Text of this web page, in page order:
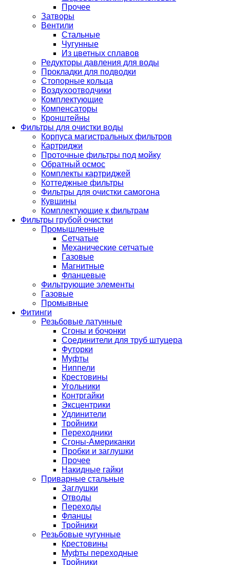
Прочее
Затворы
Вентили
Стальные
Чугунные
Из цветных сплавов
Редукторы давления для воды
Прокладки для подводки
Стопорные кольца
Воздухоотводчики
Комплектующие
Компенсаторы
Кронштейны
Фильтры для очистки воды
Корпуса магистральных фильтров
Картриджи
Проточные фильтры под мойку
Обратный осмос
Комплекты картриджей
Коттеджные фильтры
Фильтры для очистки самогона
Кувшины
Комплектующие к фильтрам
Фильтры грубой очистки
Промышленные
Сетчатые
Механические сетчатые
Газовые
Магнитные
Фланцевые
Фильтрующие элементы
Газовые
Промывные
Фитинги
Резьбовые латунные
Сгоны и бочонки
Соединители для труб штуцера
Футорки
Муфты
Ниппели
Крестовины
Угольники
Контргайки
Эксцентрики
Удлинители
Тройники
Переходники
Сгоны-Американки
Пробки и заглушки
Прочее
Накидные гайки
Приварные стальные
Заглушки
Отводы
Переходы
Фланцы
Тройники
Резьбовые чугунные
Крестовины
Муфты переходные
Тройники